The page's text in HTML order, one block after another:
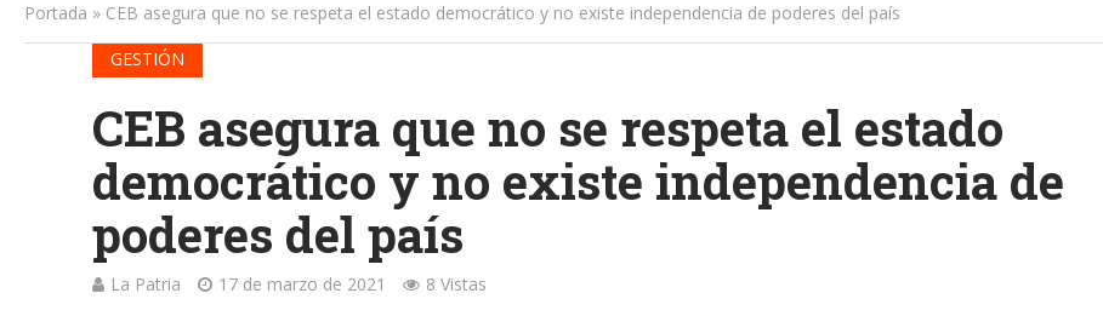
Portada » CEB asegura que no se respeta el estado democrático y no existe independencia de poderes del país
GESTIÓN
CEB asegura que no se respeta el estado
democrático y no existe independencia de
poderes del país
La Patria 17 de marzo de 2021 8 Vistas